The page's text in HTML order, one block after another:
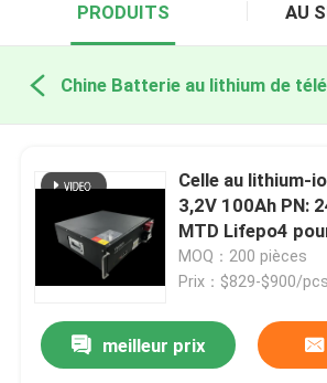
PRODUITS AU
Celle au lithium-
3,2V 100Ah PN:
MTD Lifepo4
communications
en charge en
MOQ：200 pièces
Prix：$829-$900/pcs
meilleur prix